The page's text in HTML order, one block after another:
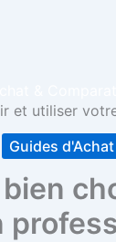
et utiliser
Guides